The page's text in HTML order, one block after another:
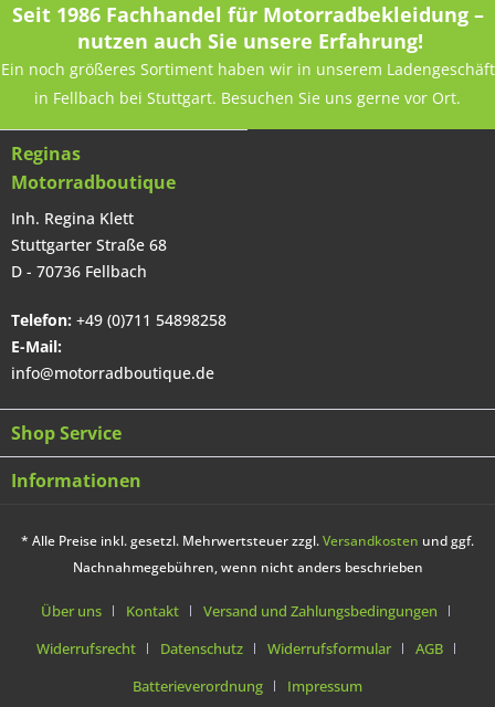
Seit 1986 Fachhandel für Motorradbekleidung –
nutzen auch Sie unsere Erfahrung!
Ein noch größeres Sortiment haben wir in unserem Ladengeschäft
in Fellbach bei Stuttgart. Besuchen Sie uns gerne vor Ort.
Reginas
Motorradboutique
Inh. Regina Klett
Stuttgarter Straße 68
D - 70736 Fellbach
Telefon: +49 (0)711 54898258
E-Mail:
info@motorradboutique.de
Shop Service
Informationen
* Alle Preise inkl. gesetzl. Mehrwertsteuer zzgl.Versandkosten und ggf.
Nachnahmegebühren, wenn nicht anders beschrieben
Über uns Kontakt
Versand und Zahlungsbedingungen
Widerrufsrecht
Datenschutz Widerrufsformular
AGB
Batterieverordnung
Impressum